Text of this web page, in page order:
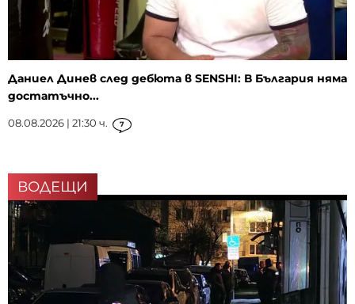
Даниел Динев след дебюта в SENSHI: В България няма
достатъчно...
08.08.2026 | 21:30 ч. 7
ВОДЕЩИ